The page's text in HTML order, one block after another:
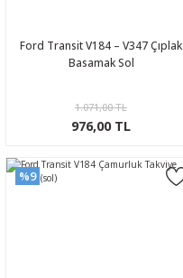
Ford Transit V184 – V347 Çıplak
Basamak Sol
1.071,00 TL
976,00 TL
%9